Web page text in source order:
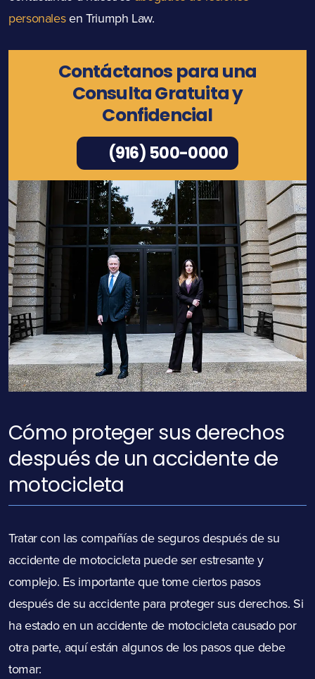
personalesen Triumph Law.
Contáctanos para una
Consulta Gratuita y
Confidencial
(916) 500-0000
Cómo proteger sus derechos
después de un accidente de
motocicleta
Tratar con las compañías de seguros después de su
accidente de motocicleta puede ser estresante y
complejo. Es importante que tome ciertos pasos
después de su accidente para proteger sus derechos. Si
ha estado en un accidente de motocicleta causado por
otra parte, aquí están algunos de los pasos que debe
tomar: